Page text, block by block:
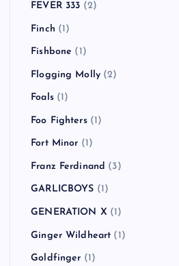
FEVER 333 (2)
Finch (1)
Fishbone (1)
Flogging Molly (2)
Foals(1)
Foo Fighters(1)
Fort Minor (1)
Franz Ferdinand (3)
GARLICBOYS (1)
GENERATION X (1)
Ginger Wildheart (1)
Goldfinger (1)